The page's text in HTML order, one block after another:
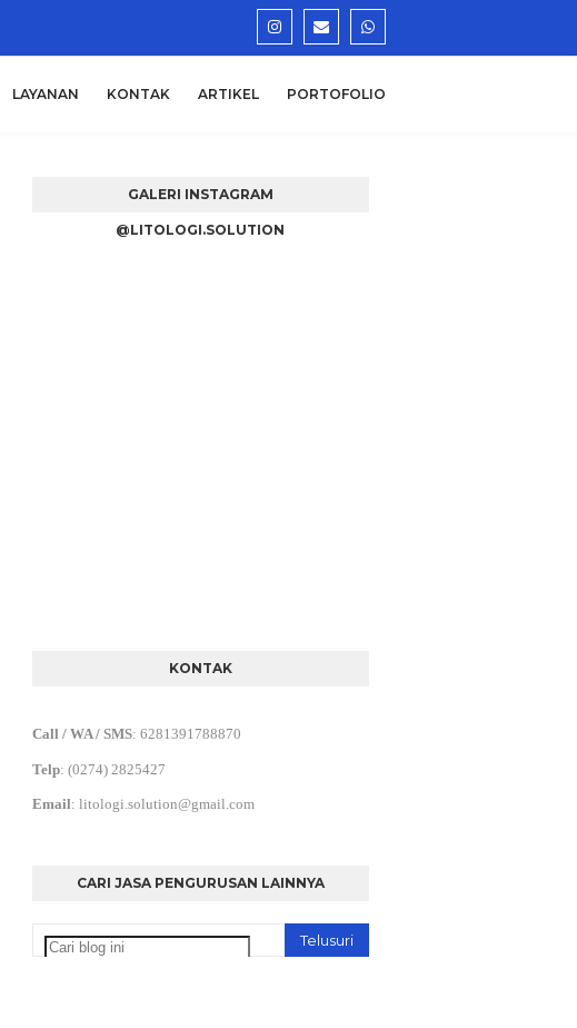
LAYANAN KONTAK ARTIKEL PORTOFOLIO
GALERI INSTAGRAM
@LITOLOGI.SOLUTION
KONTAK
Call / WA / SMS: 6281391788870
Telp: (0274) 2825427
Email: litologi.solution@gmail.com
CARI JASA PENGURUSAN LAINNYA